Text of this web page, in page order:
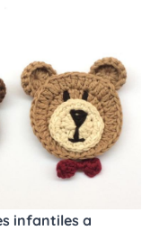
infantiles a